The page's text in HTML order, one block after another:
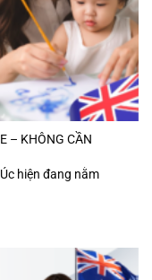
– KHÔNG CẦN
hiện đang nằm